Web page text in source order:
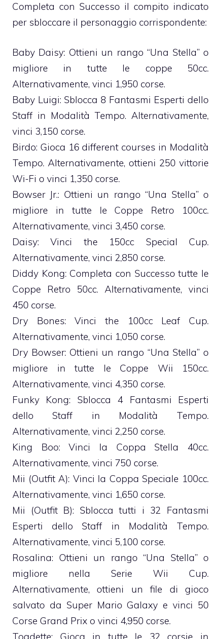
Completa con Successo il compito indicato
per sbloccare il personaggio corrispondente:
Baby Daisy: Ottieni un rango “Una Stella” o
migliore in tutte le coppe 50cc.
Alternativamente, vinci 1,950 corse.
Baby Luigi: Sblocca 8 Fantasmi Esperti dello
Staff in Modalità Tempo. Alternativamente,
vinci 3,150 corse.
Birdo: Gioca 16 different courses in Modalità
Tempo. Alternativamente, ottieni 250 vittorie
Wi-Fi o vinci 1,350 corse.
Bowser Jr.: Ottieni un rango “Una Stella” o
migliore in tutte le Coppe Retro 100cc.
Alternativamente, vinci 3,450 corse.
Daisy: Vinci the 150cc Special Cup.
Alternativamente, vinci 2,850 corse.
Diddy Kong: Completa con Successo tutte le
Coppe Retro 50cc. Alternativamente, vinci
450 corse.
Dry Bones: Vinci the 100cc Leaf Cup.
Alternativamente, vinci 1,050 corse.
Dry Bowser: Ottieni un rango “Una Stella” o
migliore in tutte le Coppe Wii 150cc.
Alternativamente, vinci 4,350 corse.
Funky Kong: Sblocca 4 Fantasmi Esperti
dello Staff in Modalità Tempo.
Alternativamente, vinci 2,250 corse.
King Boo: Vinci la Coppa Stella 40cc.
Alternativamente, vinci 750 corse.
Mii (Outfit A): Vinci la Coppa Speciale 100cc.
Alternativamente, vinci 1,650 corse.
Mii (Outfit B): Sblocca tutti i 32 Fantasmi
Esperti dello Staff in Modalità Tempo.
Alternativamente, vinci 5,100 corse.
Rosalina: Ottieni un rango “Una Stella” o
migliore nella Serie Wii Cup.
Alternativamente, ottieni un file di gioco
salvato da Super Mario Galaxy e vinci 50
Corse Grand Prix o vinci 4,950 corse.
Toadette: Gioca in tutte le 32 corsie in